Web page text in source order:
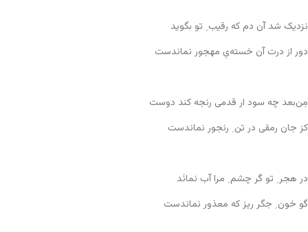
نزدیک شد آن دم که رقیب ِ تو بگوید
دور از درت آن خسته‌یِ مهجور نماندست
مِن‌بعد چه سود ار قدمی رنجه کند دوست
کز جان رمقی در تن ِ رنجور نماندست
در هجر ِ تو گر چشم ِ مرا آب نمانَد
گو خون ِ جگر ریز که معذور نماندست